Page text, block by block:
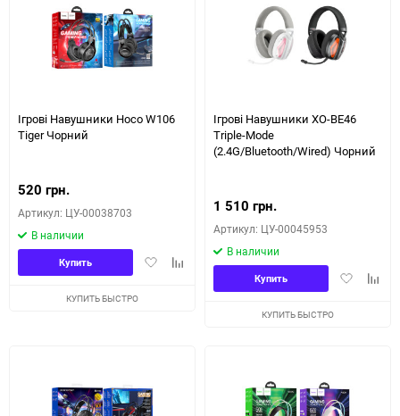
Ігрові Навушники Hoco W106
Tiger Чорний
520 грн.
Артикул: ЦУ-00038703
В наличии
ДобавитьДобавить
сравнению
Купить
КУПИТЬ БЫСТРО
Ігрові Навушники XO-BE46
Triple-Mode
(2.4G/Bluetooth/Wired) Чорний
1 510 грн.
Артикул: ЦУ-00045953
В наличии
Добавить
Купить
КУПИТЬ БЫСТРО